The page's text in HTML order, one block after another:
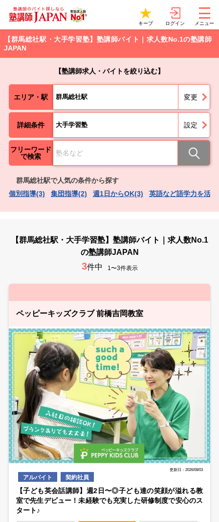
キープ ログイン メニュー
【群馬総社駅・大手学習塾】塾講師バイト｜求人数No.1の塾講師
JAPAN
【塾講師求人・バイトを絞り込む】
エリア・駅 群馬総社駅 変更
詳細条件 大手学習塾 設定
フリーワード
で検索
群馬総社駅で人気の条件から探す
個別指導(3)
集団指導(2) 週1日からOK(3) 英語など語学力を活
【群馬総社駅・大手学習塾】塾講師バイト｜求人数No.1
の塾講師JAPAN
3件中 1〜3件表示
ペッピーキッズクラブ 前橋吉岡教室
更新日：2026/08/03
アルバイト 契約社員
【子ども英会話講師】週2日〜◎子ども達の笑顔が溢れる教
室で先生デビュー！未経験でも充実した研修制度で安心のス
タート♪